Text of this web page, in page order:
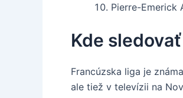
Pierre-Emerick
Kde
Francúzska liga je
ale tiež v televízii na